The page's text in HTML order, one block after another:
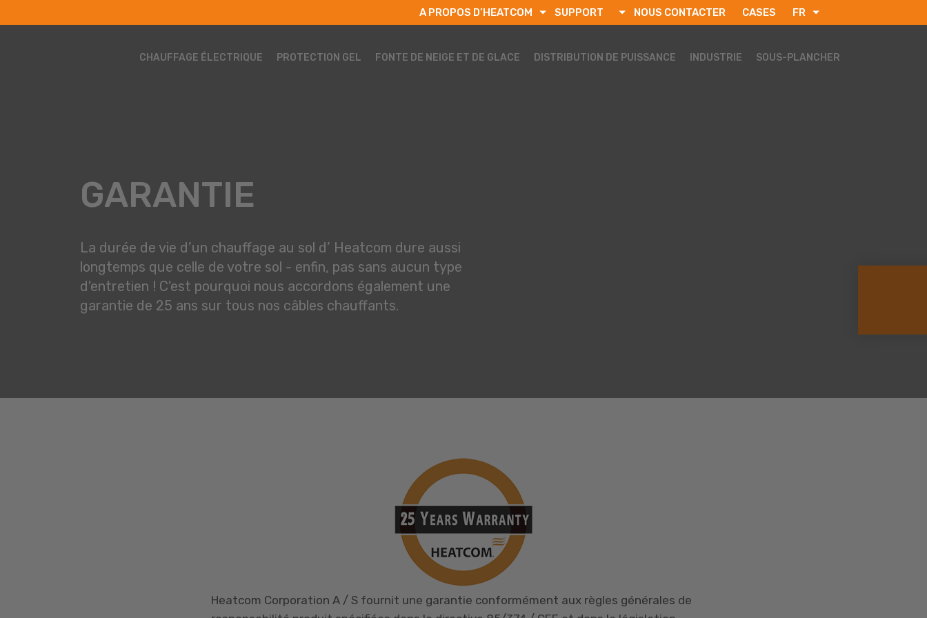
A PROPOS D’HEATCOM SUPPORT NOUS CONTACTER CASES FR
CHAUFFAGE ÉLECTRIQUE PROTECTION GEL FONTE DE NEIGE ET DE GLACE DISTRIBUTION DE PUISSANCE INDUSTRIE SOUS-PLANCHER
GARANTIE
La durée de vie d’un chauffage au sol d’ Heatcom dure aussi
longtemps que celle de votre sol - enfin, pas sans aucun type
d'entretien ! C'est pourquoi nous accordons également une
garantie de 25 ans sur tous nos câbles chauffants.
Heatcom Corporation A / S fournit une garantie conformément aux règles générales de